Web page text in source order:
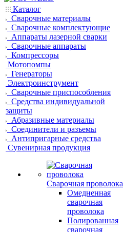
Каталог
Сварочные материалы
Сварочные комплектующие
Аппараты лазерной сварки
Сварочные аппараты
Компрессоры
Мотопомпы
Генераторы
Электроинструмент
Сварочные приспособления
Средства индивидуальной
защиты
Абразивные материалы
Соединители и разъемы
Антипригарные средства
Сувенирная продукция
Сварочная проволока
Омедненная
сварочная
проволока
Полированная
сварочная